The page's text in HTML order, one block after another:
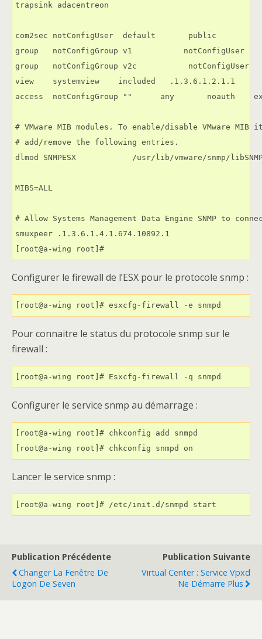
trapsink adacentreon
com2sec notConfigUser  default       public
group   notConfigGroup v1           notConfigUser
group   notConfigGroup v2c           notConfigUser
view    systemview    included   .1.3.6.1.2.1.1
access  notConfigGroup ""      any       noauth
# VMware MIB modules. To enable/disable VMware MIB
# add/remove the following entries.
dlmod SNMPESX            /usr/lib/vmware/snmp/
MIBS=ALL
# Allow Systems Management Data Engine SNMP to
smuxpeer .1.3.6.1.4.1.674.10892.1
[root@a-wing root]#
Configurer le firewall de l’ESX pour le protocole snmp :
Pour connaitre le status du protocole snmp sur le
firewall :
Configurer le service snmp au démarrage :
[root@a-wing root]# chkconfig add snmpd
Lancer le service snmp :
Publication Précédente
Changer La Fenêtre De
Logon De Seven
Publication Suivante
Virtual Center : Service Vpxd
Ne Démarre Plus